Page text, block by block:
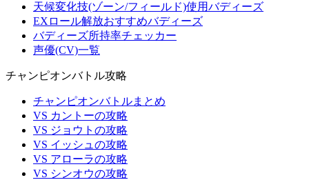
天候変化技(ゾーン/フィールド)使用バディーズ
EXロール解放おすすめバディーズ
バディーズ所持率チェッカー
声優(CV)一覧
チャンピオンバトル攻略
チャンピオンバトルまとめ
VS カントーの攻略
VS ジョウトの攻略
VS イッシュの攻略
VS アローラの攻略
VS シンオウの攻略